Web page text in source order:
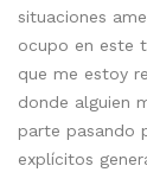
situaciones
ocupo en este
que me estoy
donde alguien
parte pasando
explícitos